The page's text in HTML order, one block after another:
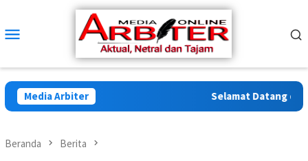
konten
Mobile
Media Arbiter Selamat Datang di
Beranda Berita